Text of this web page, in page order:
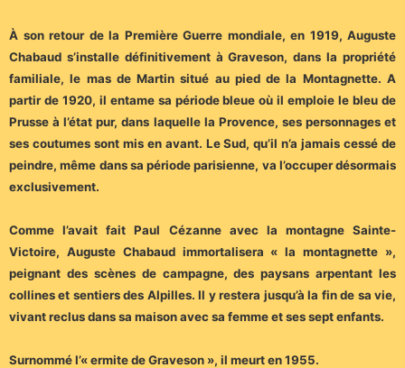
À son retour de la Première Guerre mondiale, en 1919, Auguste
Chabaud s’installe définitivement à Graveson, dans la propriété
familiale, le mas de Martin situé au pied de la Montagnette. A
partir de 1920, il entame sa période bleue où il emploie le bleu de
Prusse à l’état pur, dans laquelle la Provence, ses personnages et
ses coutumes sont mis en avant. Le Sud, qu’il n’a jamais cessé de
peindre, même dans sa période parisienne, va l’occuper désormais
exclusivement.
Comme l’avait fait Paul Cézanne avec la montagne Sainte-
Victoire, Auguste Chabaud immortalisera « la montagnette »,
peignant des scènes de campagne, des paysans arpentant les
collines et sentiers des Alpilles. Il y restera jusqu’à la fin de sa vie,
vivant reclus dans sa maison avec sa femme et ses sept enfants.
Surnommé l’« ermite de Graveson », il meurt en 1955.